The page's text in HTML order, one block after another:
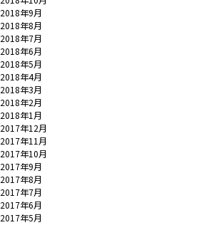
2018年9月
2018年8月
2018年7月
2018年6月
2018年5月
2018年4月
2018年3月
2018年2月
2018年1月
2017年12月
2017年11月
2017年10月
2017年9月
2017年8月
2017年7月
2017年6月
2017年5月